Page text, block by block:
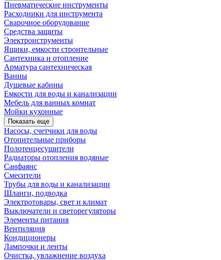
Пневматические инструменты
Расходники для инструмента
Сварочное оборудование
Средства защиты
Электроиструменты
Ящики, емкости строительные
Сантехника и отопление
Арматура сантехническая
Ванны
Душевые кабины
Емкости для воды и канализации
Мебель для ванных комнат
Мойки кухонные
Показать еще
Насосы, счетчики для воды
Отопительные приборы
Полотенцесушители
Радиаторы отопления водяные
Санфаянс
Смесители
Трубы для воды и канализации
Шланги, подводка
Электротовары, свет и климат
Выключатели и светорегуляторы
Элементы питания
Вентиляция
Кондиционеры
Лампочки и ленты
Очистка, увлажнение воздуха